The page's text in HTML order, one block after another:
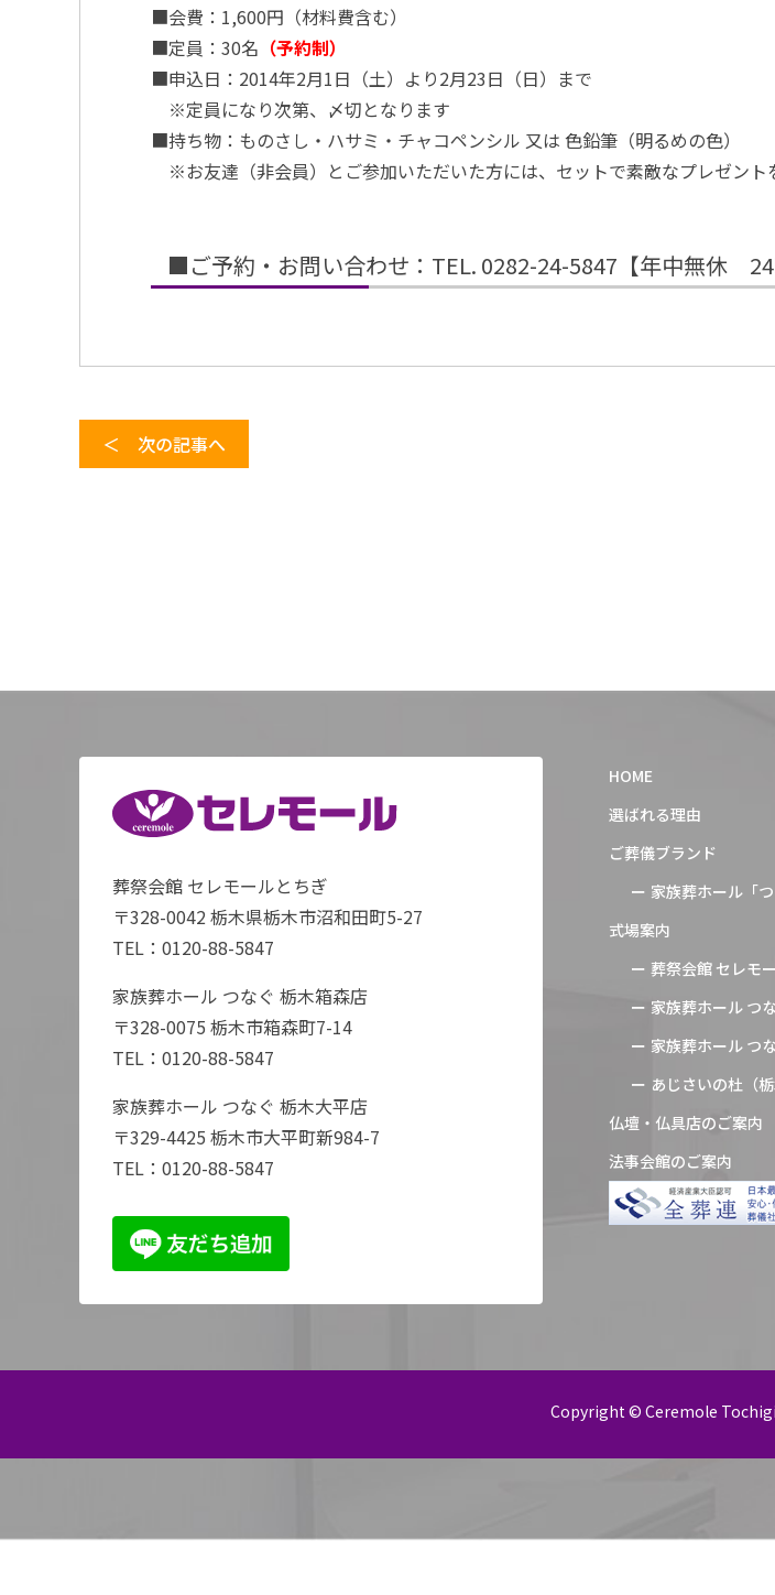
■会費：1,600円（材料費含む）
■定員：30名 （予約制）
■申込日：2014年2月1日（土）より2月23日（日）まで
※定員になり次第、〆切となります
■持ち物：ものさし・ハサミ・チャコペンシル 又は 色鉛筆（明るめの色）
※お友達（非会員）とご参加いただいた方には、セットで素敵なプレゼント
■ご予約・お問い合わせ：TEL. 0282-24-5847【年中無休 24
＜ 次の記事へ
葬祭会館 セレモールとちぎ
〒328-0042 栃木県栃木市沼和田町5-27
TEL： 0120-88-5847
家族葬ホール つなぐ 栃木箱森店
〒328-0075 栃木市箱森町7-14
TEL： 0120-88-5847
家族葬ホール つなぐ 栃木大平店
〒329-4425 栃木市大平町新984-7
TEL： 0120-88-5847
HOME
選ばれる理由
ご葬儀ブランド
家族葬ホール「つ
式場案内
葬祭会館 セレモ
家族葬ホール つ
家族葬ホール つ
あじさいの杜（栃
仏壇・仏具店のご案内
法事会館のご案内
Copyright © Ceremole